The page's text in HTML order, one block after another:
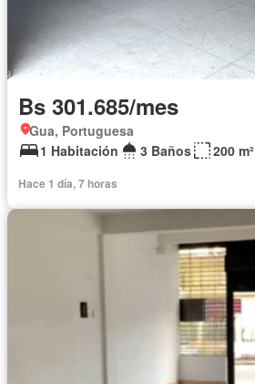
Bs 301.685/mes
Gua, Portuguesa
1 Habitación
3 Baños 200 m²
Hace 1 día, 7 horas